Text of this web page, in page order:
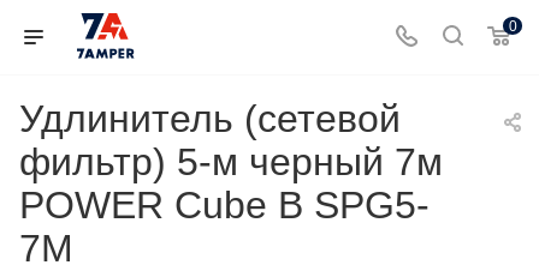
0
Удлинитель (сетевой
фильтр) 5-м черный 7м
POWER Cube B SPG5-
7M